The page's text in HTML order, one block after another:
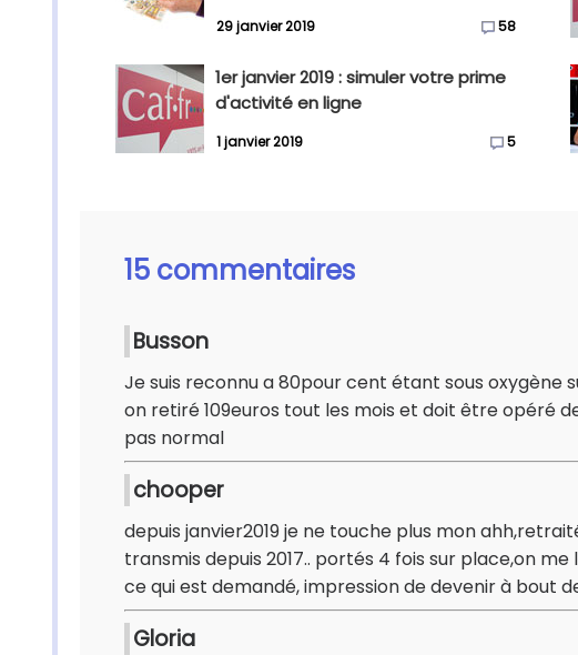
29 janvier 2019 58
1er janvier 2019 : simuler votre prime
d'activité en ligne
1 janvier 2019 5
15 commentaires
Busson
Je suis reconnu a 80pour cent étant sous oxygène
on retiré 109euros tout les mois et doit être opéré
pas normal
chooper
depuis janvier2019 je ne touche plus mon
transmis depuis 2017.. portés 4 fois sur place,on
ce qui est demandé, impression de devenir à bout
Gloria